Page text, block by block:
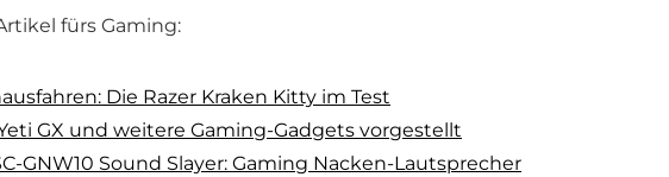
fürs Gaming:
Die Razer Kraken Kitty im Test
GX und weitere Gaming-Gadgets vorgestellt
GNW10 Sound Slayer: Gaming Nacken-Lautsprecher